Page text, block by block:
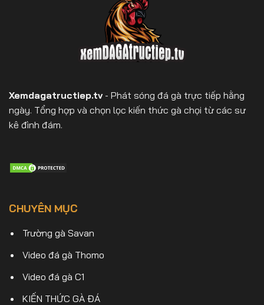
Xemdagatructiep.tv- Phát sóng đá gà trực tiếp hằng
ngày. Tổng hợp và chọn lọc kiến thức gà chọi từ các sư
kê đình đám.
CHUYÊN MỤC
Trường gà Savan
Video đá gà Thomo
Video đá gà C1
KIẾN THỨC GÀ ĐÁ